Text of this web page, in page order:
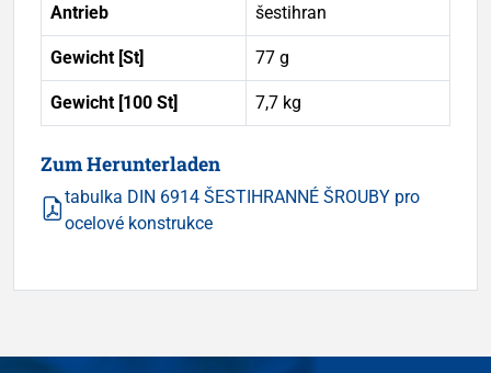
Antrieb šestihran
Gewicht [St] 77 g
Gewicht [100 St] 7,7 kg
Zum Herunterladen
tabulka DIN 6914 ŠESTIHRANNÉ ŠROUBY pro
ocelové konstrukce